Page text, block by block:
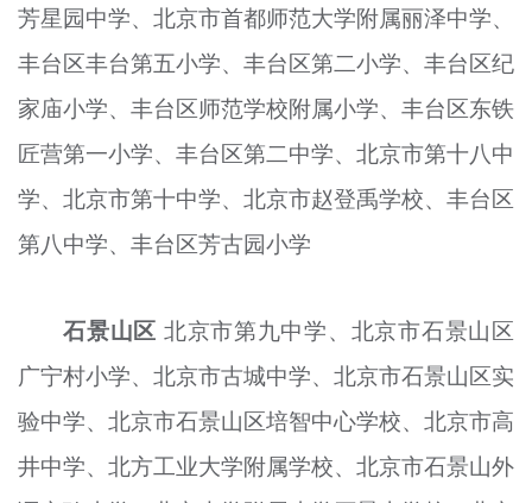
芳星园中学、北京市首都师范大学附属丽泽中学、
丰台区丰台第五小学、丰台区第二小学、丰台区纪
家庙小学、丰台区师范学校附属小学、丰台区东铁
匠营第一小学、丰台区第二中学、北京市第十八中
学、北京市第十中学、北京市赵登禹学校、丰台区
第八中学、丰台区芳古园小学
石景山区 北京市第九中学、北京市石景山区
广宁村小学、北京市古城中学、北京市石景山区实
验中学、北京市石景山区培智中心学校、北京市高
井中学、北方工业大学附属学校、北京市石景山外